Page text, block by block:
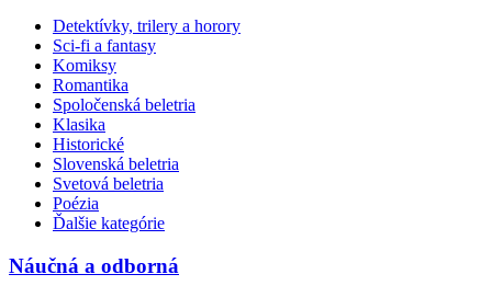
Detektívky, trilery a horory
Sci-fi a fantasy
Komiksy
Romantika
Spoločenská beletria
Klasika
Historické
Slovenská beletria
Svetová beletria
Poézia
Ďalšie kategórie
Náučná a odborná